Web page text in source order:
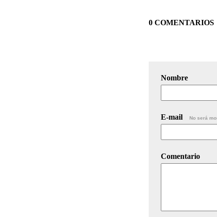
0 COMENTARIOS
Nombre
E-mail No será
Comentario